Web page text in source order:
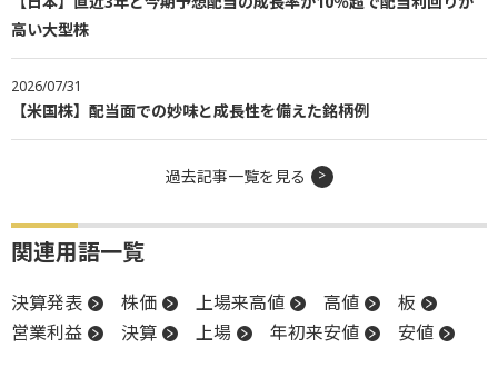
高い大型株
2026/07/31
【米国株】配当面での妙味と成長性を備えた銘柄例
過去記事一覧を見る
関連用語一覧
決算発表 株価 上場来高値 高値
板
営業利益
決算 上場 年初来安値 安値